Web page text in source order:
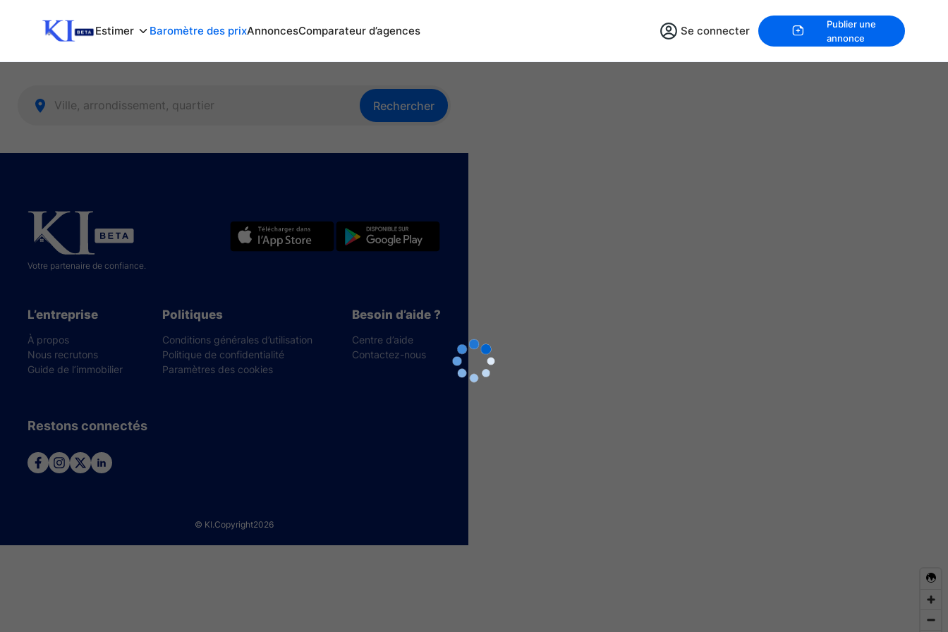
Estimer Baromètre des prixAnnoncesComparateur d’agences Se connecter
Publier une
annonce
Rechercher
Votre partenaire de confiance.
L’entreprise
À propos
Nous recrutons
Guide de l’immobilier
Politiques
Conditions générales d’utilisation
Politique de confidentialité
Paramètres des cookies
Besoin d’aide ?
Centre d’aide
Contactez-nous
Restons connectés
© KI.Copyright2026